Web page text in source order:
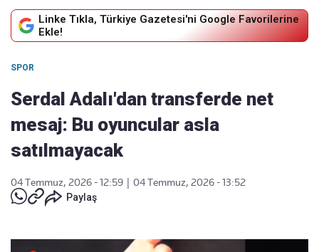
Linke Tıkla, Türkiye Gazetesi'ni Google Favorilerine
Ekle!
SPOR
Serdal Adalı'dan transferde net
mesaj: Bu oyuncular asla
satılmayacak
04 Temmuz, 2026 - 12:59
04 Temmuz, 2026 - 13:52
Paylaş